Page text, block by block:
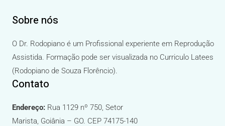
Sobre nós
O Dr. Rodopiano é um Profissional experiente em Reprodução
Assistida. Formação pode ser visualizada no Curriculo Latees
(Rodopiano de Souza Florêncio).
Contato
Endereço: Rua 1129 nº 750, Setor
Marista, Goiânia – GO. CEP 74175-140